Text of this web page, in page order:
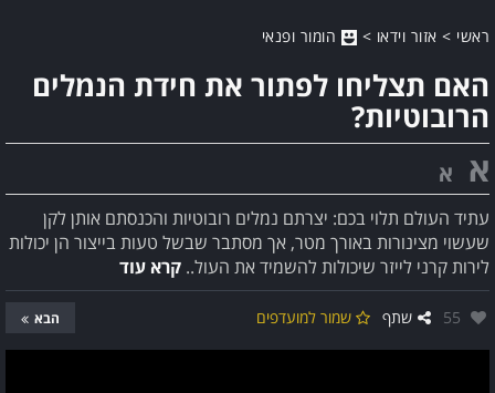
ראשי > אזור וידאו > הומור ופנאי
האם תצליחו לפתור את חידת הנמלים
הרובוטיות?
א א
עתיד העולם תלוי בכם: יצרתם נמלים רובוטיות והכנסתם אותן לקן
שעשוי מצינורות באורך מטר, אך מסתבר שבשל טעות בייצור הן יכולות
לירות קרני לייזר שיכולות להשמיד את העול.. קרא עוד
אהבו:
55 שתף שמור למועדפים הבא